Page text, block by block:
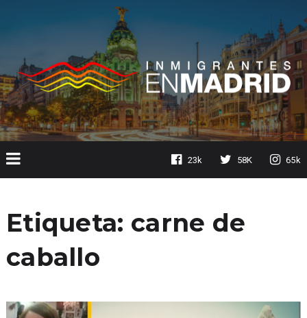
23k 58K 65k
Etiqueta: carne de
caballo